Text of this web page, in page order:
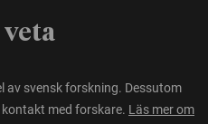
av svensk forskning. Dessutom
med forskare. Läs mer om